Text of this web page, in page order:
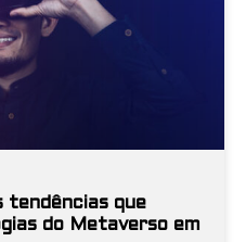
tendências que
do Metaverso em